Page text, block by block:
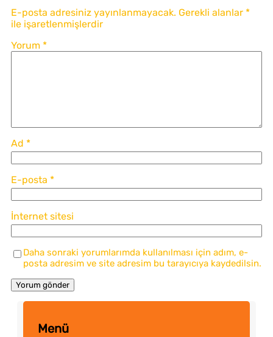
E-posta adresiniz yayınlanmayacak. Gerekli alanlar *
ile işaretlenmişlerdir
Yorum *
Ad *
E-posta *
İnternet sitesi
Daha sonraki yorumlarımda kullanılması için adım, e-
posta adresim ve site adresim bu tarayıcıya kaydedilsin.
Menü